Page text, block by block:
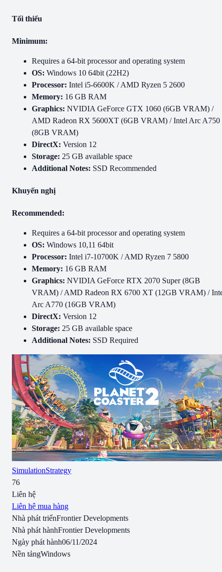
Tối thiểu
Minimum:
Requires a 64-bit processor and operating system
OS: Windows 10 64bit (22H2)
Processor: Intel i5-6600K / AMD Ryzen 5 2600
Memory: 16 GB RAM
Graphics: NVIDIA GeForce GTX 1060 (6GB VRAM) /
AMD Radeon RX 5600XT (6GB VRAM) / Intel Arc A750
(8GB VRAM)
DirectX: Version 12
Storage: 25 GB available space
Additional Notes: SSD Recommended
Khuyến nghị
Recommended:
Requires a 64-bit processor and operating system
OS: Windows 10,11 64bit
Processor: Intel i7-10700K / AMD Ryzen 7 5800
Memory: 16 GB RAM
Graphics: NVIDIA GeForce RTX 2070 Super (8GB
VRAM) / AMD Radeon RX 6700 XT (12GB VRAM) /
Arc A770 (16GB VRAM)
DirectX: Version 12
Storage: 25 GB available space
Additional Notes: SSD Required
SimulationStrategy
76
Liên hệ
Liên hệ mua hàng
Nhà phát triểnFrontier Developments
Nhà phát hànhFrontier Developments
Ngày phát hành06/11/2024
Nền tảngWindows